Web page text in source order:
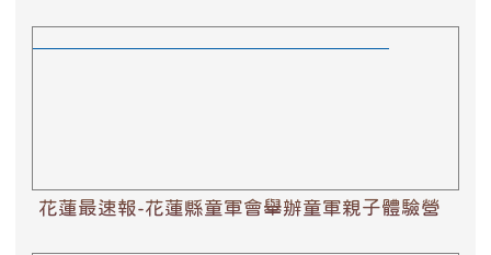
花蓮最速報-花蓮縣童軍會舉辦童軍親子體驗營